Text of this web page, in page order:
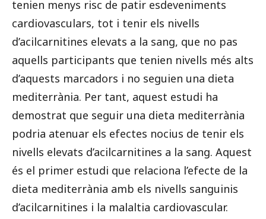
tenien menys risc de patir esdeveniments
cardiovasculars, tot i tenir els nivells
d’acilcarnitines elevats a la sang, que no pas
aquells participants que tenien nivells més alts
d’aquests marcadors i no seguien una dieta
mediterrània. Per tant, aquest estudi ha
demostrat que seguir una dieta mediterrània
podria atenuar els efectes nocius de tenir els
nivells elevats d’acilcarnitines a la sang. Aquest
és el primer estudi que relaciona l’efecte de la
dieta mediterrània amb els nivells sanguinis
d’acilcarnitines i la malaltia cardiovascular.